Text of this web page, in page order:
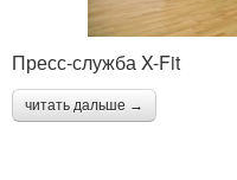
Пресс-служба X-Fit
читать дальше →